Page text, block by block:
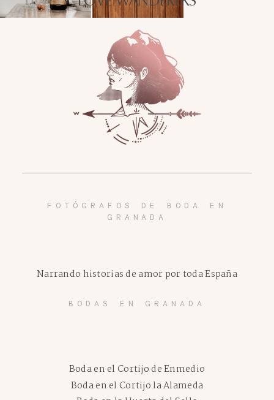
FOTÓGRAFOS DE BODA EN
GRANADA
BODAS EN GRANADA
Boda en el Cortijo de Enmedio
Narrando historias de amor por toda España
Boda en el Cortijo la Alameda